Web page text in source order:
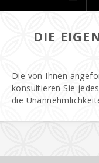
DIE
Die von Ihnen
konsultieren Sie
die